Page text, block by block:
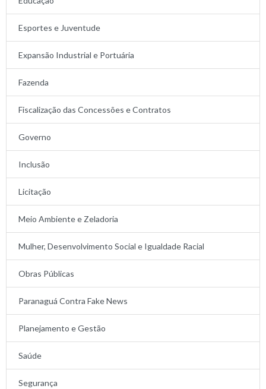
Esportes e Juventude
Expansão Industrial e Portuária
Fazenda
Fiscalização das Concessões e Contratos
Governo
Inclusão
Licitação
Meio Ambiente e Zeladoria
Mulher, Desenvolvimento Social e Igualdade Racial
Obras Públicas
Paranaguá Contra Fake News
Planejamento e Gestão
Saúde
Segurança